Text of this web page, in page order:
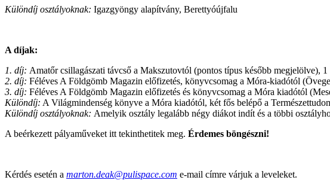
Különdíj osztályoknak: Igazgyöngy alapítvány, Berettyóújfalu
A díjak:
1. díj: Amatőr csillagászati távcső a Makszutovtól (pontos típus később
2. díj: Féléves A Földgömb Magazin előfizetés, könyvcsomag a Móra-kiadótól
3. díj: Féléves A Földgömb Magazin előfizetés és könyvcsomag a Móra kiadótól
Különdíj: A Világmindenség könyve a Móra kiadótól, két fős belépő a
Különdíj osztályoknak: Amelyik osztály legalább négy diákot indít és a többi
A beérkezett pályaműveket itt tekinthetitek meg. Érdemes böngészni!
Kérdés esetén a marton.deak@pulispace.com e-mail címre várjuk a leveleket.